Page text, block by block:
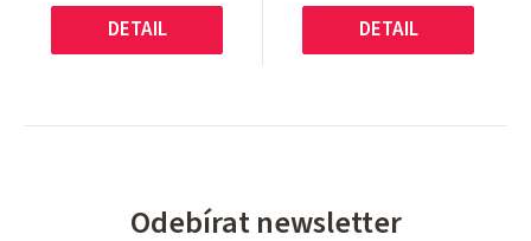
DETAIL DETAIL
Odebírat newsletter